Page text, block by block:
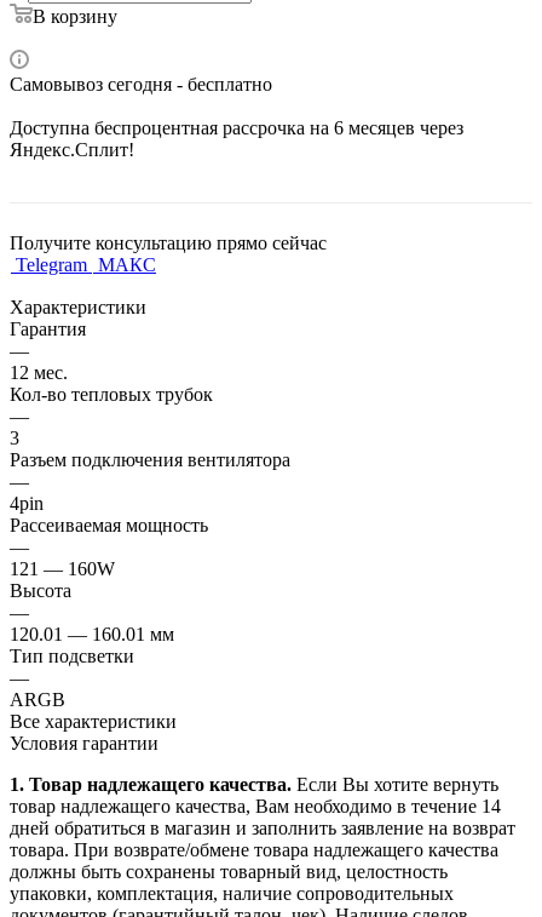
В корзину
Самовывоз сегодня - бесплатно
Доступна беспроцентная рассрочка на 6 месяцев через
Яндекс.Сплит!
Получите консультацию прямо сейчас
Telegram МАКС
Характеристики
Гарантия
—
12 мес.
Кол-во тепловых трубок
—
3
Разъем подключения вентилятора
—
4pin
Рассеиваемая мощность
—
121 — 160W
Высота
—
120.01 — 160.01 мм
Тип подсветки
—
ARGB
Все характеристики
Условия гарантии
1. Товар надлежащего качества. Если Вы хотите вернуть
товар надлежащего качества, Вам необходимо в течение 14
дней обратиться в магазин и заполнить заявление на возврат
товара. При возврате/обмене товара надлежащего качества
должны быть сохранены товарный вид, целостность
упаковки, комплектация, наличие сопроводительных